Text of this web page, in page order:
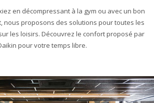
en décompressant à la gym ou avec un bon
nous proposons des solutions pour toutes les
les loisirs. Découvrez le confort proposé par
pour votre temps libre.